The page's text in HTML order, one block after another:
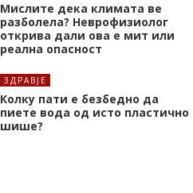
Мислите дека климата ве
разболела? Неврофизиолог
открива дали ова е мит или
реална опасност
ЗДРАВЈЕ
Колку пати е безбедно да
пиете вода од исто пластично
шише?